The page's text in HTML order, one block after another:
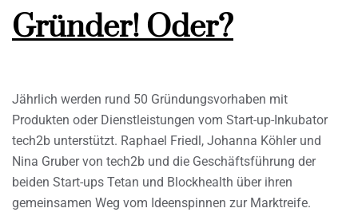
Gründer! Oder?
Jährlich werden rund 50 Gründungsvorhaben mit
Produkten oder Dienstleistungen vom Start-up-Inkubator
tech2b unterstützt. Raphael Friedl, Johanna Köhler und
Nina Gruber von tech2b und die Geschäftsführung der
beiden Start-ups Tetan und Blockhealth über ihren
gemeinsamen Weg vom Ideenspinnen zur Marktreife.